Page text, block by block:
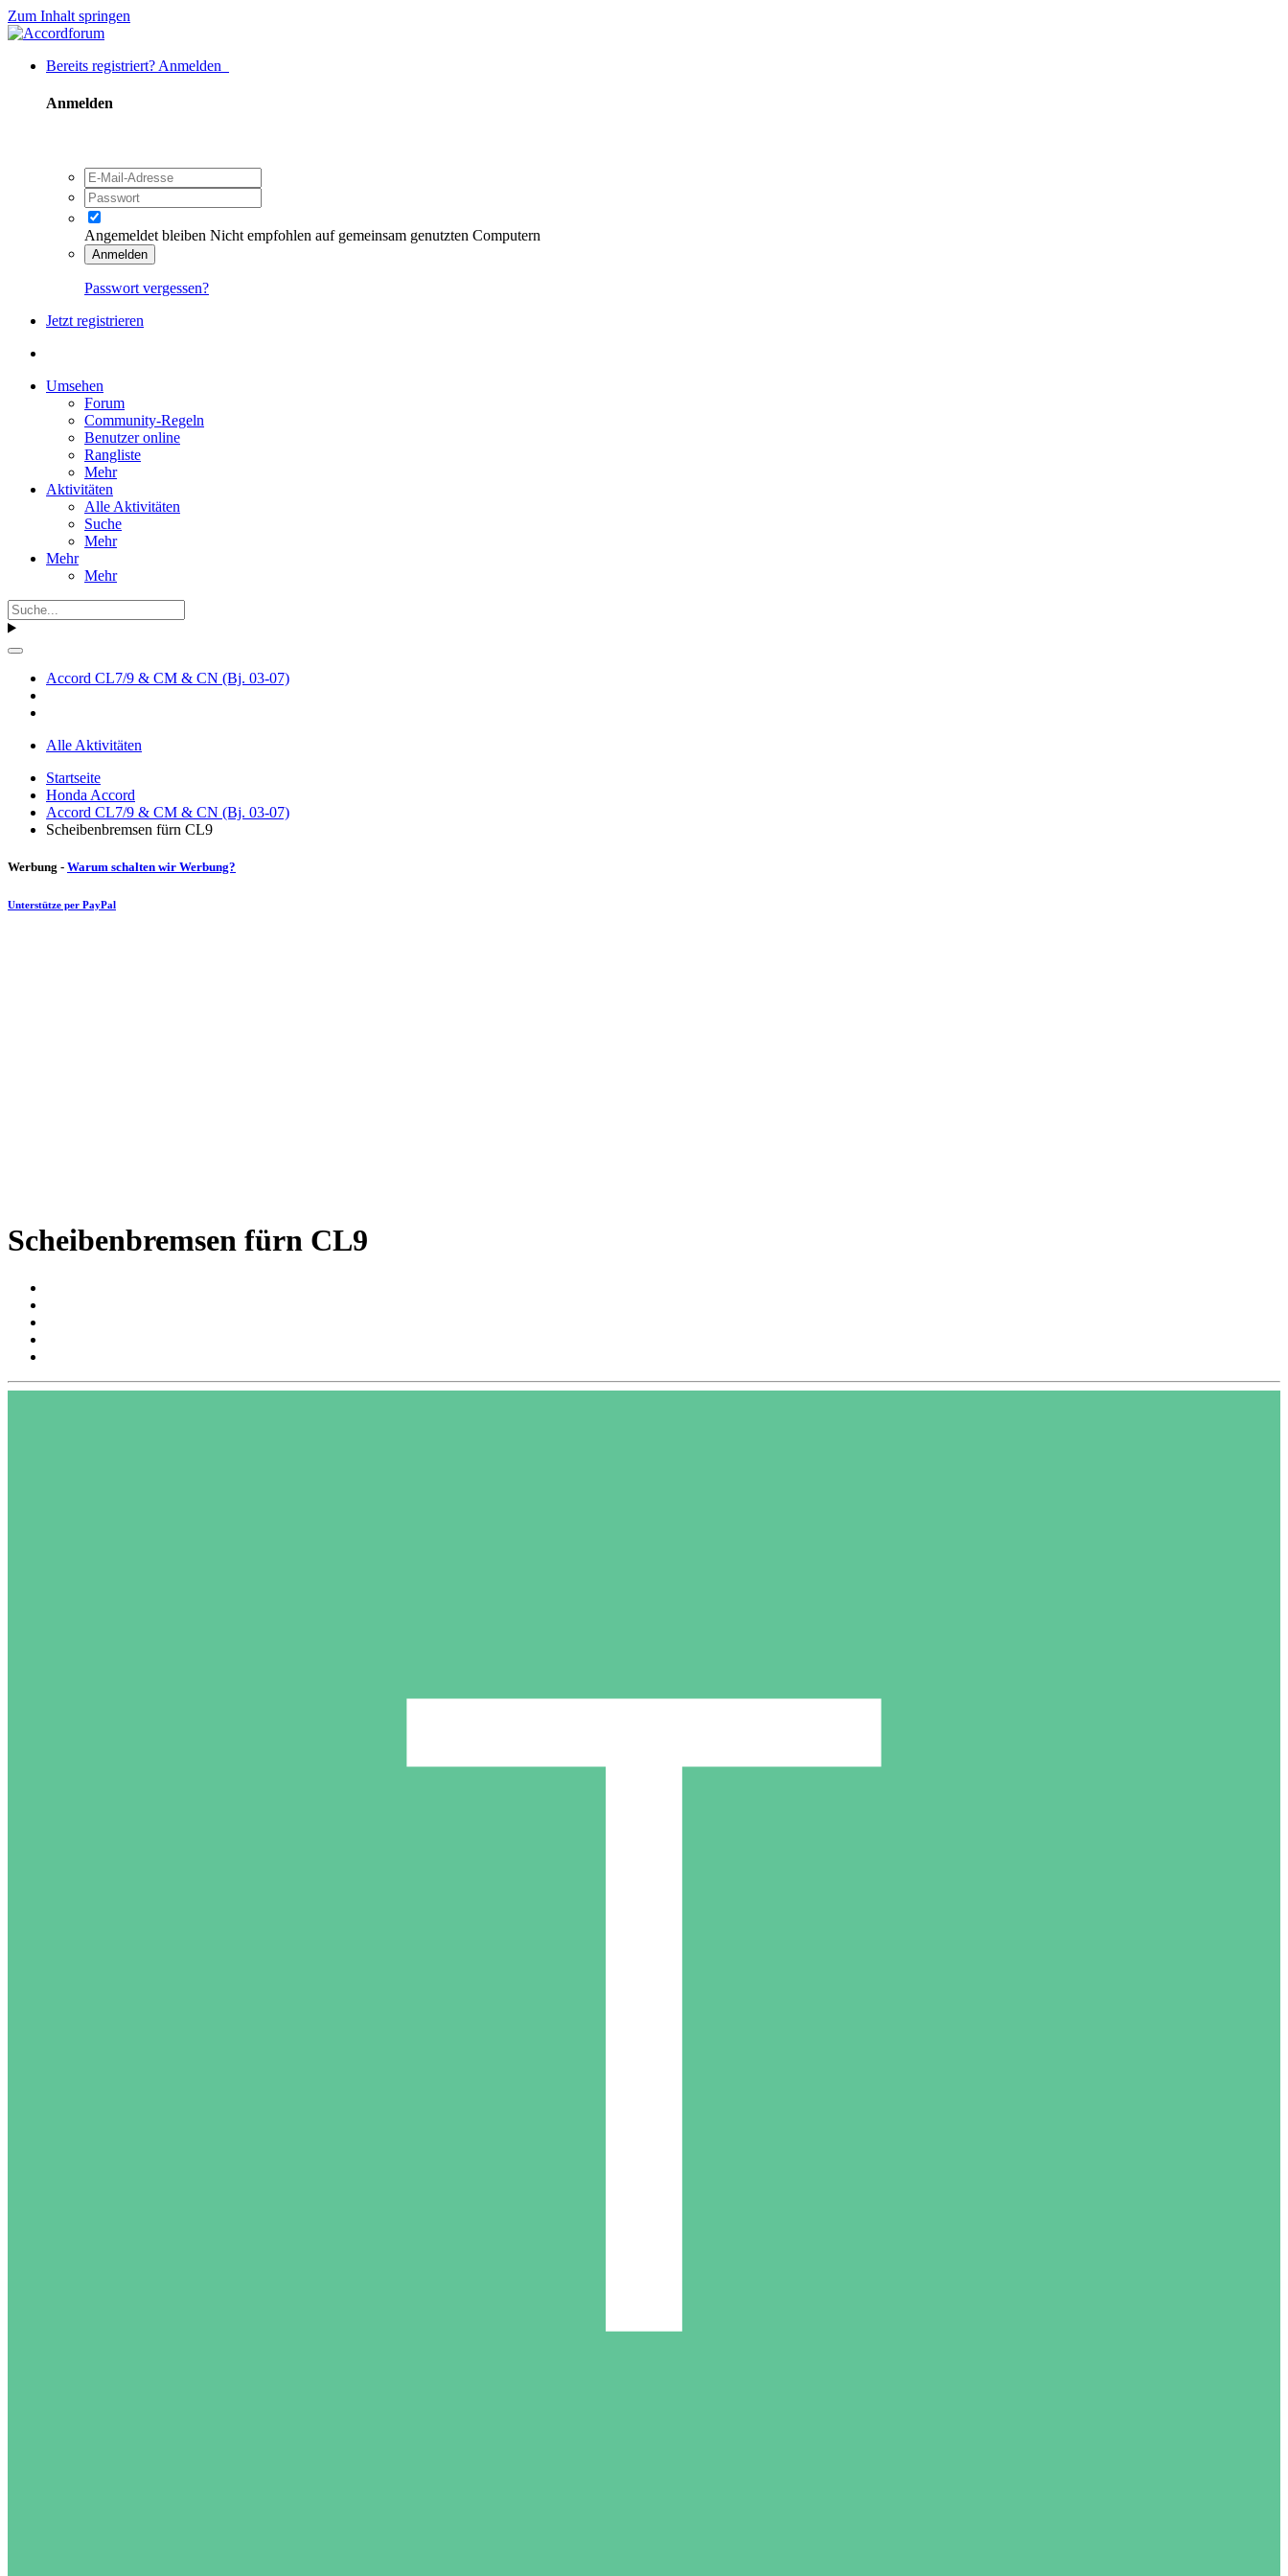
Zum Inhalt springen
Bereits registriert? Anmelden
Anmelden
Angemeldet bleiben Nicht empfohlen auf gemeinsam genutzten Computern
Anmelden
Passwort vergessen?
Jetzt registrieren
Umsehen
Forum
Community-Regeln
Benutzer online
Rangliste
Mehr
Aktivitäten
Alle Aktivitäten
Suche
Mehr
Mehr
Mehr
Accord CL7/9 & CM & CN (Bj. 03-07)
Alle Aktivitäten
Startseite
Honda Accord
Accord CL7/9 & CM & CN (Bj. 03-07)
Scheibenbremsen fürn CL9
Werbung - Warum schalten wir Werbung?
Unterstütze per PayPal
Scheibenbremsen fürn CL9